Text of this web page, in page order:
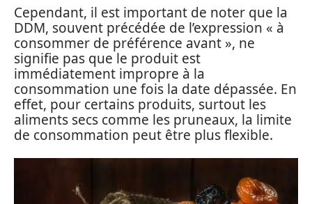
Cependant, il est important de noter que la
DDM, souvent précédée de l’expression « à
consommer de préférence avant », ne
signifie pas que le produit est
immédiatement impropre à la
consommation une fois la date dépassée. En
effet, pour certains produits, surtout les
aliments secs comme les pruneaux, la limite
de consommation peut être plus flexible.